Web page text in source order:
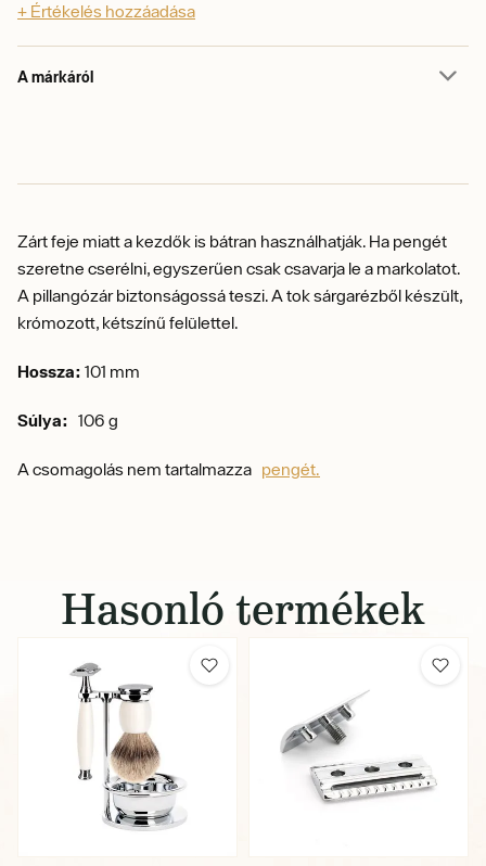
+ Értékelés hozzáadása
A márkáról
Zárt feje miatt a kezdők is bátran használhatják. Ha pengét
szeretne cserélni, egyszerűen csak csavarja le a markolatot.
A pillangózár biztonságossá teszi. A tok sárgarézből készült,
krómozott, kétszínű felülettel.
Hossza: 101 mm
Súlya: 106 g
A csomagolás nem tartalmazza pengét.
Hasonló termékek